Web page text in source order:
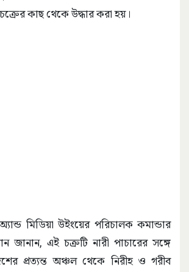
কাছ থেকে উদ্ধার করা হয়।
মিডিয়া উইংয়ের পরিচালক কমান্ডার
জানান, এই চক্রটি নারী পাচারের সঙ্গে
প্রত্যন্ত অঞ্চল থেকে নিরীহ ও গরীব